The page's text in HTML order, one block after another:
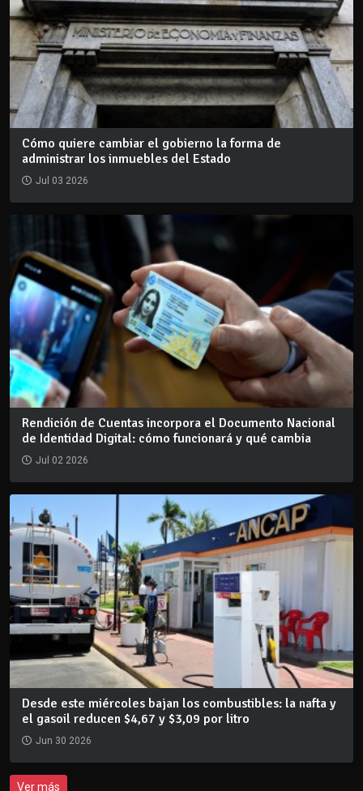
Cómo quiere cambiar el gobierno la forma de
administrar los inmuebles del Estado
Jul 03 2026
Rendición de Cuentas incorpora el Documento Nacional
de Identidad Digital: cómo funcionará y qué cambia
Jul 02 2026
Desde este miércoles bajan los combustibles: la nafta y
el gasoil reducen $4,67 y $3,09 por litro
Jun 30 2026
Ver más